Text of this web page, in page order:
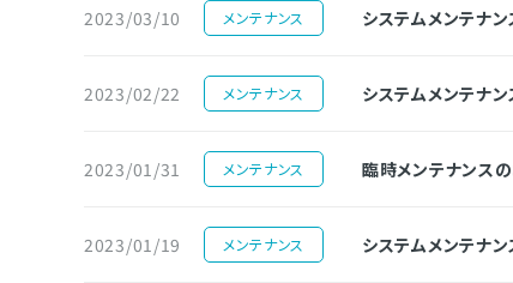
2023/03/10 メンテナンス システムメンテナ
2023/02/22 メンテナンス システムメンテナ
2023/01/31 メンテナンス 臨時メンテナンス
2023/01/19 メンテナンス システムメンテナ